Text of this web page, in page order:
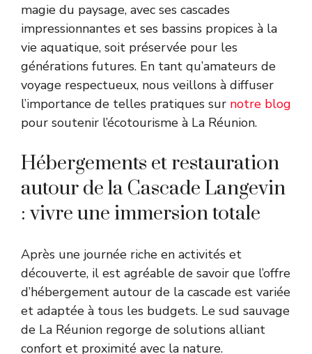
magie du paysage, avec ses cascades
impressionnantes et ses bassins propices à la
vie aquatique, soit préservée pour les
générations futures. En tant qu’amateurs de
voyage respectueux, nous veillons à diffuser
l’importance de telles pratiques sur notre blog
pour soutenir l’écotourisme à La Réunion.
Hébergements et restauration
autour de la Cascade Langevin
: vivre une immersion totale
Après une journée riche en activités et
découverte, il est agréable de savoir que l’offre
d’hébergement autour de la cascade est variée
et adaptée à tous les budgets. Le sud sauvage
de La Réunion regorge de solutions alliant
confort et proximité avec la nature.